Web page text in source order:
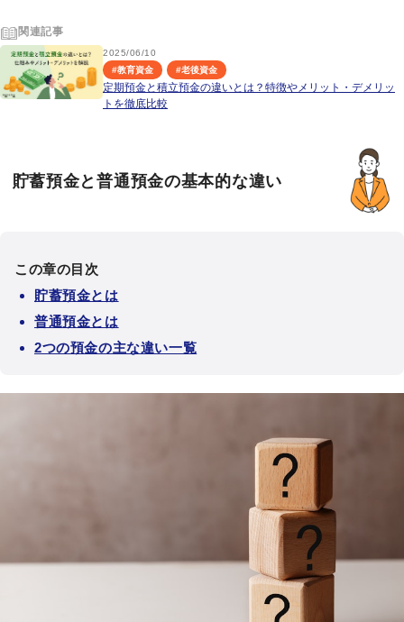
関連記事
2025/06/10
#教育資金 #老後資金
定期預金と積立預金の違いとは？特徴やメリット・デメリッ
トを徹底比較
貯蓄預金と普通預金の基本的な違い
この章の目次
貯蓄預金とは
普通預金とは
2つの預金の主な違い一覧